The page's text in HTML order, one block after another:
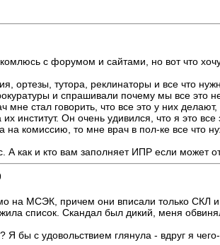
с форумом и сайтами, но вот что
ортезы, тутора, реклинаторы и все что
и спрашивали почему мы все это
мне стал говорить, что все это у них
институт. Он очень удивился, что я это все
комиссию, то мне врач в пол-ке все что
А как и кто вам заполняет ИПР если может
МСЭК, причем они вписали только СКЛ и
список. Скандал был дикий, меня
Я бы с удовольствием глянула - вдруг я